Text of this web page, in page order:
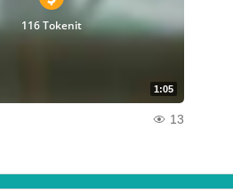
1:05
116 Tokenit
13